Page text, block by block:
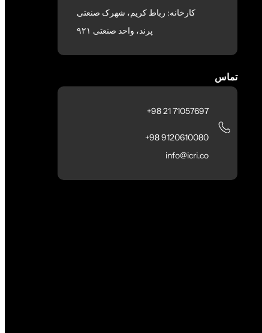
کارخانه: رباط کریم، شهرک صنعتی
پرند، واحد صنعتی ۹۲۱
تماس
71057697 21 98+
9120610080 98+
info@icri.co